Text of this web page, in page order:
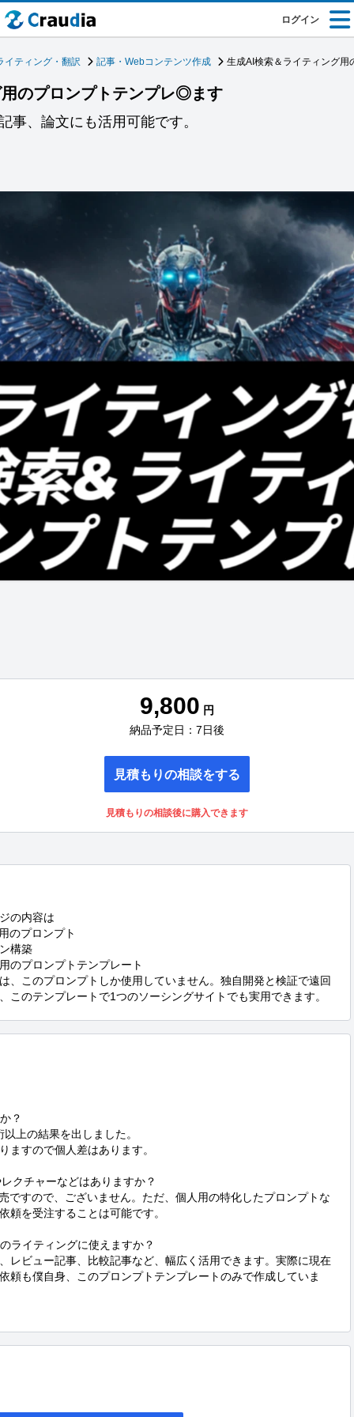
ログイン
イティング・翻訳 記事・Webコンテンツ作成 生成AI検索＆ライティング
のプロンプトテンプレ◎ます
事、論文にも活用可能です。
9,800 円
納品予定日：7日後
見積もりの相談をする
見積もりの相談後に購入できます
の内容は
のプロンプト
構築
のプロンプトテンプレート
、このプロンプトしか使用していません。独自開発と検証で遠回
このテンプレートで1つのソーシングサイトでも実用できます。
？
上の結果を出しました。
ますので個人差はあります。
クチャーなどはありますか？
ですので、ございません。ただ、個人用の特化したプロンプトな
頼を受注することは可能です。
ライティングに使えますか？
レビュー記事、比較記事など、幅広く活用できます。実際に現在
頼も僕自身、このプロンプトテンプレートのみで作成していま